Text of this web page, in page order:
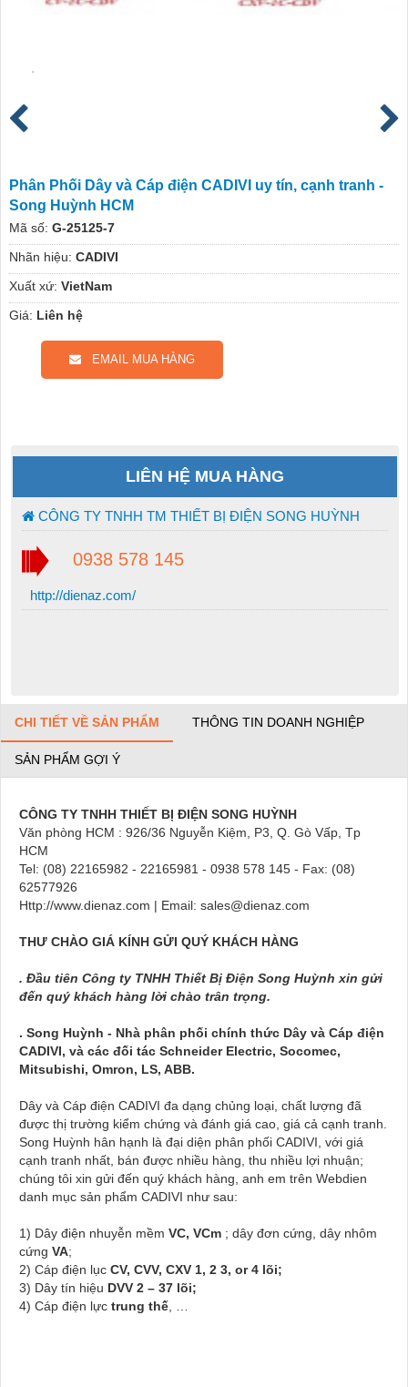
Phân Phối Dây và Cáp điện CADIVI uy tín, cạnh tranh -
Song Huỳnh HCM
Mã số: G-25125-7
Nhãn hiệu: CADIVI
Xuất xứ: VietNam
Giá: Liên hệ
EMAIL MUA HÀNG
LIÊN HỆ MUA HÀNG
CÔNG TY TNHH TM THIẾT BỊ ĐIỆN SONG HUỲNH
0938 578 145
http://dienaz.com/
CHI TIẾT VỀ SẢN PHẨM THÔNG TIN DOANH NGHIỆP
SẢN PHẨM GỢI Ý
CÔNG TY TNHH THIẾT BỊ ĐIỆN SONG HUỲNH
Văn phòng HCM : 926/36 Nguyễn Kiệm, P3, Q. Gò Vấp, Tp
HCM
Tel: (08) 22165982 - 22165981 - 0938 578 145 - Fax: (08)
62577926
Http://www.dienaz.com | Email: sales@dienaz.com
THƯ CHÀO GIÁ KÍNH GỬI QUÝ KHÁCH HÀNG
. Đầu tiên Công ty TNHH Thiết Bị Điện Song Huỳnh xin gửi
đến quý khách hàng lời chào trân trọng.
. Song Huỳnh - Nhà phân phối chính thức Dây và Cáp điện
CADIVI, và các đối tác Schneider Electric, Socomec,
Mitsubishi, Omron, LS, ABB.
Dây và Cáp điện CADIVI đa dạng chủng loại, chất lượng đã
được thị trường kiểm chứng và đánh giá cao, giá cả cạnh tranh.
Song Huỳnh hân hạnh là đại diện phân phối CADIVI, với giá
cạnh tranh nhất, bán được nhiều hàng, thu nhiều lợi nhuận;
chúng tôi xin gửi đến quý khách hàng, anh em trên Webdien
danh mục sản phẩm CADIVI như sau:
1) Dây điện nhuyễn mềm VC, VCm ; dây đơn cứng, dây nhôm
cứng VA;
2) Cáp điện lục CV, CVV, CXV 1, 2 3, or 4 lõi;
3) Dây tín hiệu DVV 2 – 37 lõi;
4) Cáp điện lực trung thế